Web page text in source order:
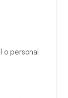
personal